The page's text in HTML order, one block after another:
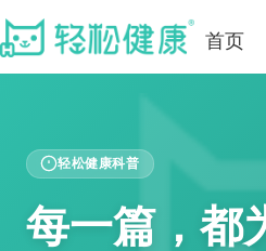
首页
轻松健康科普
每一篇，都